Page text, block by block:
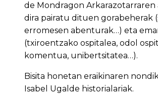
de Mondragon
dira pairatu dituen gorabeherak
erromesen abenturak…) eta
(txiroentzako ospitalea, odol
komentua, unibertsitatea…).
Bisita honetan eraikinaren
Isabel Ugalde historialariak.